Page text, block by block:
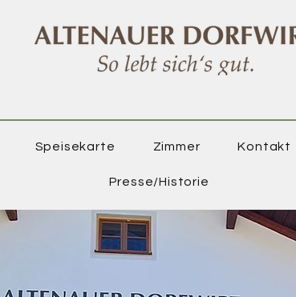
Speisekarte Zimmer Kontakt
Presse/Historie